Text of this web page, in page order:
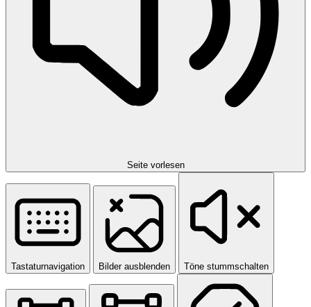
Seite vorlesen
Tastaturnavigation Bilder ausblenden Töne stummschalten